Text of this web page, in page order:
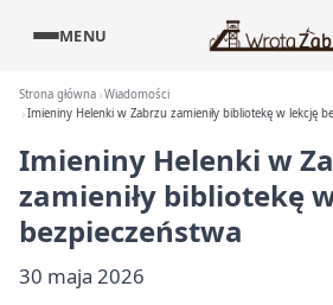
MENU
Strona główna Wiadomości
Imieniny Helenki w Zabrzu zamieniły bibliotekę w lekcję
Imieniny Helenki w
zamieniły bibliotekę
bezpieczeństwa
30 maja 2026